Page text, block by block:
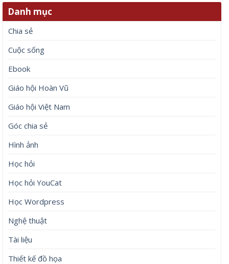
Danh mục
Chia sẻ
Cuộc sống
Ebook
Giáo hội Hoàn Vũ
Giáo hội Việt Nam
Góc chia sẻ
Hình ảnh
Học hỏi
Học hỏi YouCat
Học Wordpress
Nghệ thuật
Tài liệu
Thiết kế đồ họa